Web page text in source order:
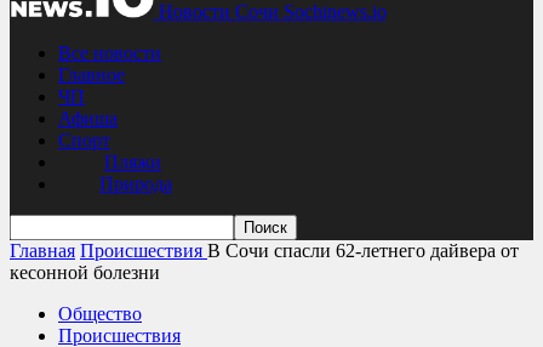
Новости Сочи Sochinews.io
Все новости
Главное
ЧП
Афиша
Спорт
Пляжи
Природа
Главная Происшествия В Сочи спасли 62-летнего дайвера от
кесонной болезни
Общество
Происшествия